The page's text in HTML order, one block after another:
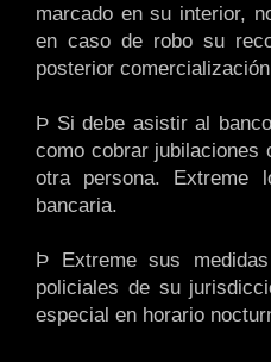
marcado en su interior,
en caso de robo su
posterior
Þ Si debe asistir al
como cobrar jubilaciones
otra persona. Extreme
bancaria.
Þ Extreme sus
policiales de su
especial en horario